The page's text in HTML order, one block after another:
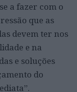
a fazer com o
que as
devem ter nos
e na
e soluções
do